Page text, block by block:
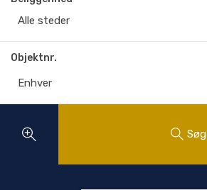
Alle steder
Objektnr.
Søg